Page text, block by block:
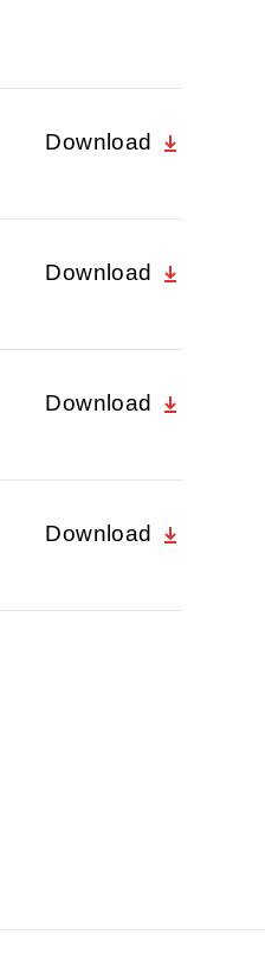
Download
Download
Download
Download